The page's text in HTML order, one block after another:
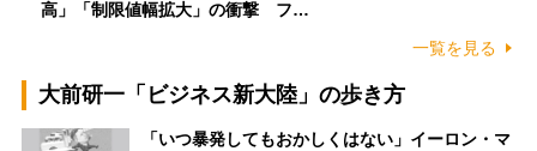
高」「制限値幅拡大」の衝撃 フ…
一覧を見る
大前研一「ビジネス新大陸」の歩き方
「いつ暴発してもおかしくはない」イーロン・マ